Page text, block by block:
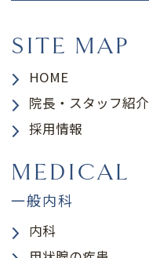
SITE MAP
HOME
院長・スタッフ紹介
採用情報
MEDICAL
一般内科
内科